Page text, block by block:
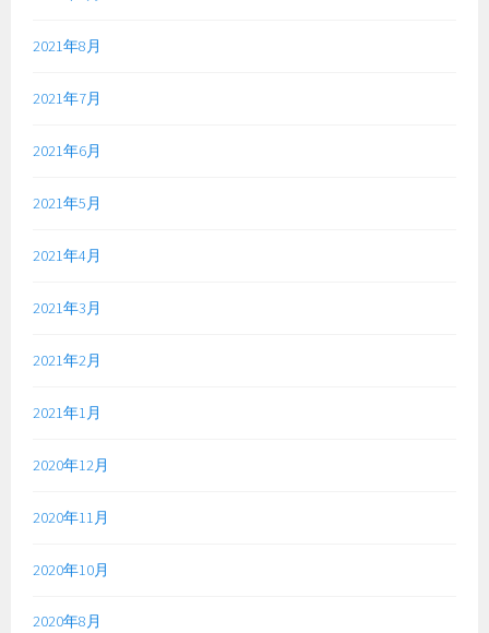
2021年8月
2021年7月
2021年6月
2021年5月
2021年4月
2021年3月
2021年2月
2021年1月
2020年12月
2020年11月
2020年10月
2020年8月